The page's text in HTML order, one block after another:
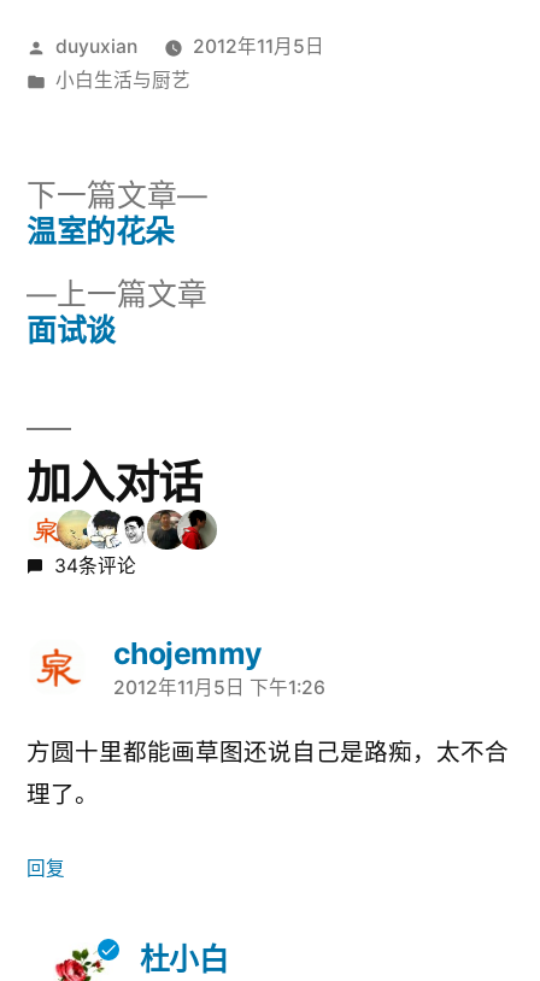
发
布
duyuxian
2012年11月5日
发
小白生活与厨艺
文
章
导
航
上一篇文章
面试谈
下一篇文章
下
温室的花朵
加入对话
34条评论
chojemmy
说：
2012年11月5日 下午1:26
方圆十里都能画草图还说自己是路痴，太不合
理了。
回复
杜小白